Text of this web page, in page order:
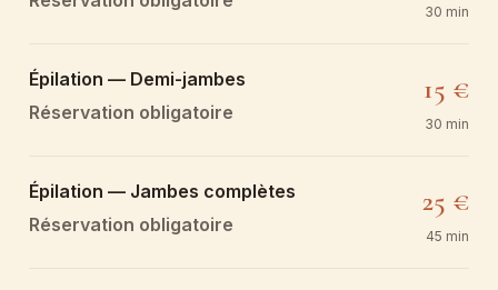
30 min
Épilation — Demi-jambes
Réservation obligatoire
15 €
30 min
Épilation — Jambes complètes
Réservation obligatoire
25 €
45 min